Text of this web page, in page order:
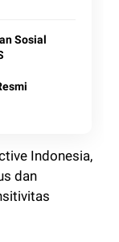
Sosial
Indonesia,
dan